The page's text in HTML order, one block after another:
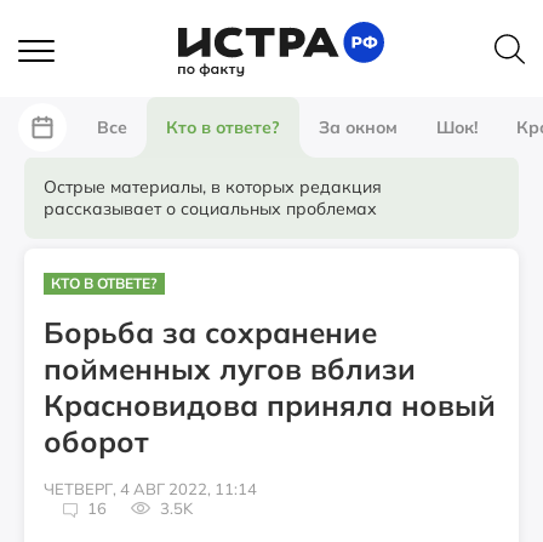
Все Кто в ответе? За окном Шок!
Острые материалы, в которых редакция
рассказывает о социальных проблемах
КТО В ОТВЕТЕ?
Борьба за сохранение
пойменных лугов вблизи
Красновидова приняла новый
оборот
ЧЕТВЕРГ, 4 АВГ 2022, 11:14
16
3.5K